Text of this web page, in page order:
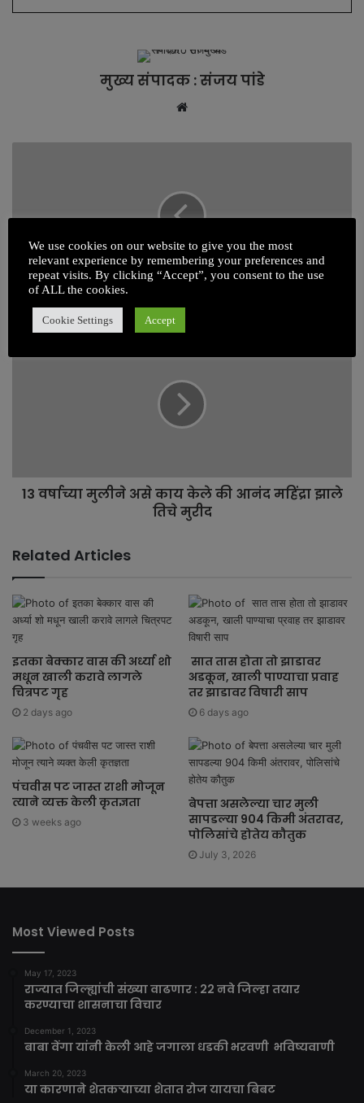
मुख्य संपादक : संजय पांडे
b
t
e
अहो आश्चर्यम ! येथे 76 दिवस रात्रच होत नाही
13 वर्षाच्या मुलीने असे काय केले की आनंद महिंद्रा झाले
तिचे मुरीद
Related Articles
इतका बेक्कार वास की अर्ध्या शो
मधून खाली करावे लागले
चित्रपट गृह
2 days ago
सात तास होता तो झाडावर
अडकून, खाली पाण्याचा प्रवाह
तर झाडावर विषारी साप
6 days ago
पंचवीस पट जास्त राशी मोजून
त्याने व्यक्त केली कृतज्ञता
3 weeks ago
बेपत्ता असलेल्या चार मुली
सापडल्या 904 किमी अंतरावर,
पोलिसांचे होतेय कौतुक
July 3, 2026
Most Viewed Posts
May 17, 2023
राज्यात जिल्ह्यांची संख्या वाढणार : 22 नवे जिल्हा तयार
करण्याचा शासनाचा विचार
December 1, 2023
बाबा वेंगा यांनी केली आहे जगाला धडकी भरवणी भविष्यवाणी
March 20, 2023
या कारणाने शेतकऱ्याच्या शेतात रोज यायचा बिबट
We use cookies on our website to give you the most
relevant experience by remembering your preferences and
repeat visits. By clicking “Accept”, you consent to the use
of ALL the cookies.
Cookie Settings Accept